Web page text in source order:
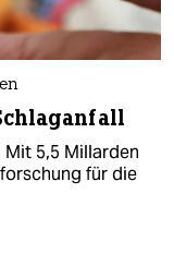
Mit 5,5 Millarden
für die